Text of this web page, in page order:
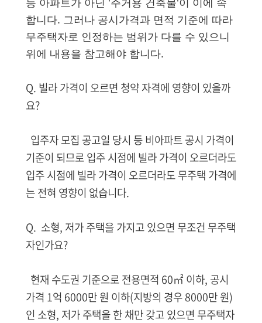
등 아파트가 아닌 '주거용 건축물'이 이에 속
합니다. 그러나 공시가격과 면적 기준에 따라
무주택자로 인정하는 범위가 다를 수 있으니
위에 내용을 참고해야 합니다.
Q. 빌라 가격이 오르면 청약 자격에 영향이 있을까
요?
입주자 모집 공고일 당시 등 비아파트 공시 가격이
기준이 되므로 입주 시점에 빌라 가격이 오르더라도
입주 시점에 빌라 가격이 오르더라도 무주택 가격에
는 전혀 영향이 없습니다.
Q. 소형, 저가 주택을 가지고 있으면 무조건 무주택
자인가요?
현재 수도권 기준으로 전용면적 60㎡ 이하, 공시
가격 1억 6000만 원 이하(지방의 경우 8000만 원)
인 소형, 저가 주택을 한 채만 갖고 있으면 무주택자